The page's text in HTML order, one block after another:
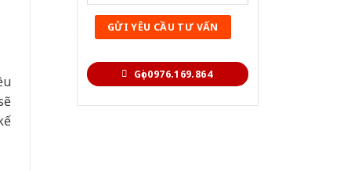
Gọi 0976.169.864